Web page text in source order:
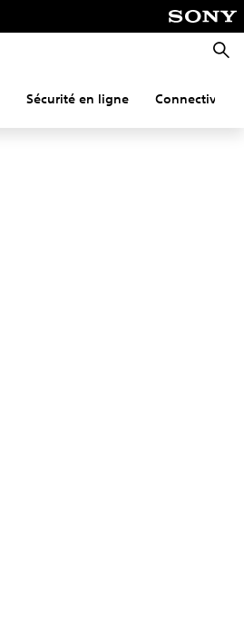
Sécurité en ligne Connectivité